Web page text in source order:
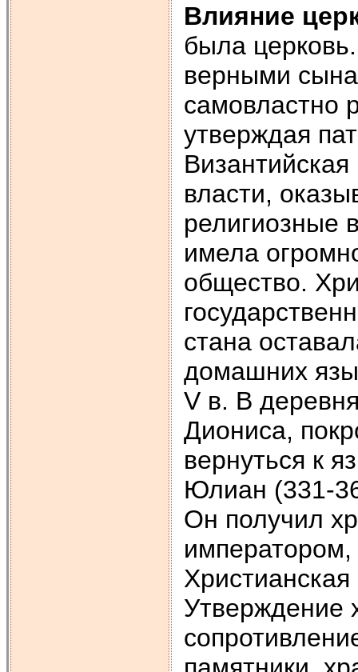
Влияние
была
верными
самовластно
утверждая
власти,
религиозные
имела
общество.
стана
домашних
V в. В
Диониса,
вернуться к
Юлиан (331-
Он получил
императором,
Утверждение